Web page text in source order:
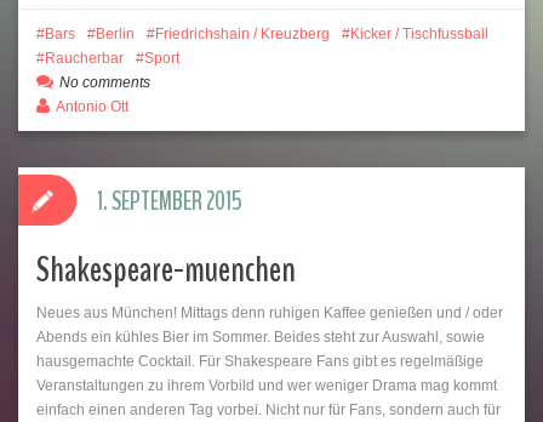
Bars Berlin Friedrichshain / Kreuzberg
Kicker / Tischfussball
Raucherbar
Sport
No comments
Antonio Ott
Shakespeare-muenchen
Neues aus München! Mittags denn ruhigen Kaffee genießen und / oder
Abends ein kühles Bier im Sommer. Beides steht zur Auswahl, sowie
hausgemachte Cocktail. Für Shakespeare Fans gibt es regelmäßige
Veranstaltungen zu ihrem Vorbild und wer weniger Drama mag kommt
einfach einen anderen Tag vorbei. Nicht nur für Fans, sondern auch für
1. SEPTEMBER 2015